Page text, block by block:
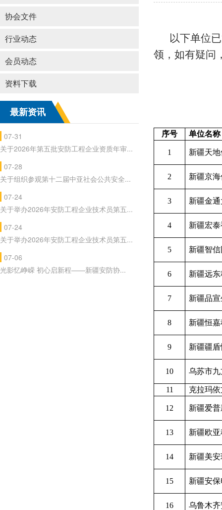
协会文件
行业动态
会员动态
资料下载
最新资讯
07-31
关于2026年第五批安防工程企业资质年审...
07-28
关于组织参观第十二届中亚社会公共安全...
07-24
关于举办2026年安防工程企业技术员第五...
07-24
关于举办2026年安防工程企业技术员第五...
07-06
光影忆峥嵘 初心启新程——新疆安防协...
以下单位
领，如有疑问
序号 单位名称
1 新疆天
2 新疆京
3 新疆金
4 新疆宏
5 新疆智
6 新疆远
7 新疆品
8 新疆恒
9 新疆疆
10 乌苏市
11 克拉玛
12 新疆爱
13 新疆欧
14 新疆美
15 新疆安
16 乌鲁木